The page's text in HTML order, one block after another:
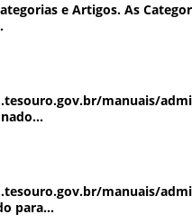
e Artigos. As
manuais/
manuais/
para...